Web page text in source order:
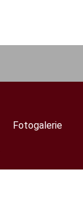
Fotogalerie